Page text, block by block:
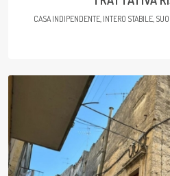
CASA INDIPENDENTE, INTERO STABILE,